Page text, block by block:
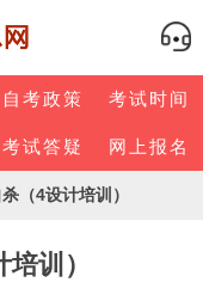
自考政策 考试时间
考试答疑 网上报名
（4设计培训）
训）